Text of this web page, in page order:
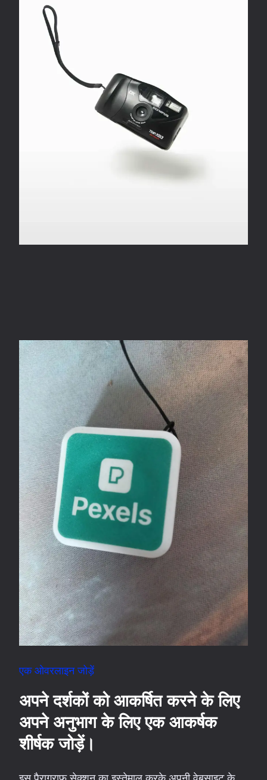
एक ओवरलाइन जोड़ें
अपने दर्शकों को आकर्षित करने के लिए
अपने अनुभाग के लिए एक आकर्षक
शीर्षक जोड़ें।